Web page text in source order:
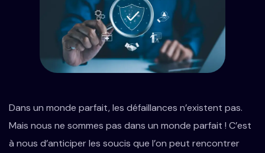
Dans un monde parfait, les défaillances n’existent pas.
Mais nous ne sommes pas dans un monde parfait ! C’est
à nous d’anticiper les soucis que l’on peut rencontrer